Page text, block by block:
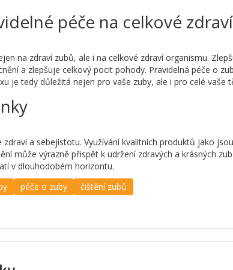
péče na celkové zdraví
na zdraví zubů, ale i na celkové zdraví organismu.
a zlepšuje celkový pocit pohody. Pravidelná péče o
je tedy důležitá nejen pro vaše zuby, ale i pro celé vaše
a sebejistotu. Využívání kvalitních produktů jako
může výrazně přispět k udržení zdravých a krásných
v dlouhodobém horizontu.
péče o zuby čištění zubů